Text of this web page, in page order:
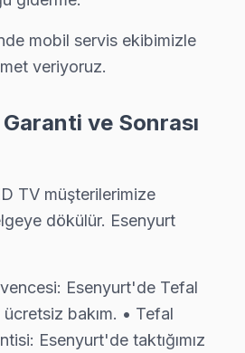
- TV Tamiri
aksı dahil tüm mahallelere
garanti, şeffaf fiyat
2009'dan beri Tefal
Montaj ve Kurulum –
için Esenyurt'da profesyonel
mobil servis ekibimizle
veriyoruz.
ve Sonrası
TV müşterilerimize
dökülür. Esenyurt
Esenyurt'de Tefal
ücretsiz bakım. • Tefal
Esenyurt'de taktığımız